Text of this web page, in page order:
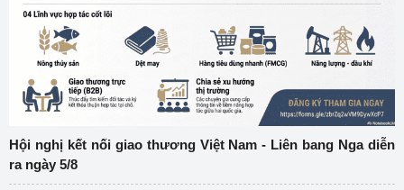
Hội nghị kết nối giao thương Việt Nam - Liên bang Nga diễn
ra ngày 5/8